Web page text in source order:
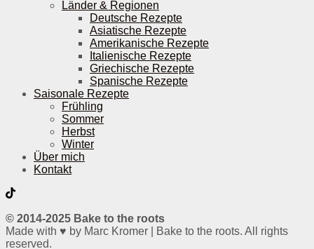
Länder & Regionen
Deutsche Rezepte
Asiatische Rezepte
Amerikanische Rezepte
Italienische Rezepte
Griechische Rezepte
Spanische Rezepte
Saisonale Rezepte
Frühling
Sommer
Herbst
Winter
Über mich
Kontakt
© 2014-2025 Bake to the roots
Made with ♥ by Marc Kromer | Bake to the roots. All rights
reserved.